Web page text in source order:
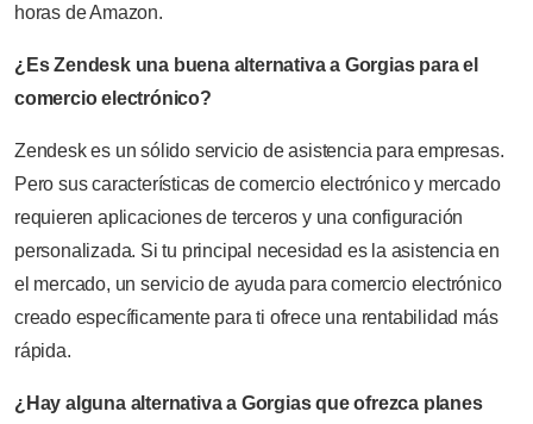
horas de Amazon.
¿Es Zendesk una buena alternativa a Gorgias para el
comercio electrónico?
Zendesk es un sólido servicio de asistencia para empresas.
Pero sus características de comercio electrónico y mercado
requieren aplicaciones de terceros y una configuración
personalizada. Si tu principal necesidad es la asistencia en
el mercado, un servicio de ayuda para comercio electrónico
creado específicamente para ti ofrece una rentabilidad más
rápida.
¿Hay alguna alternativa a Gorgias que ofrezca planes